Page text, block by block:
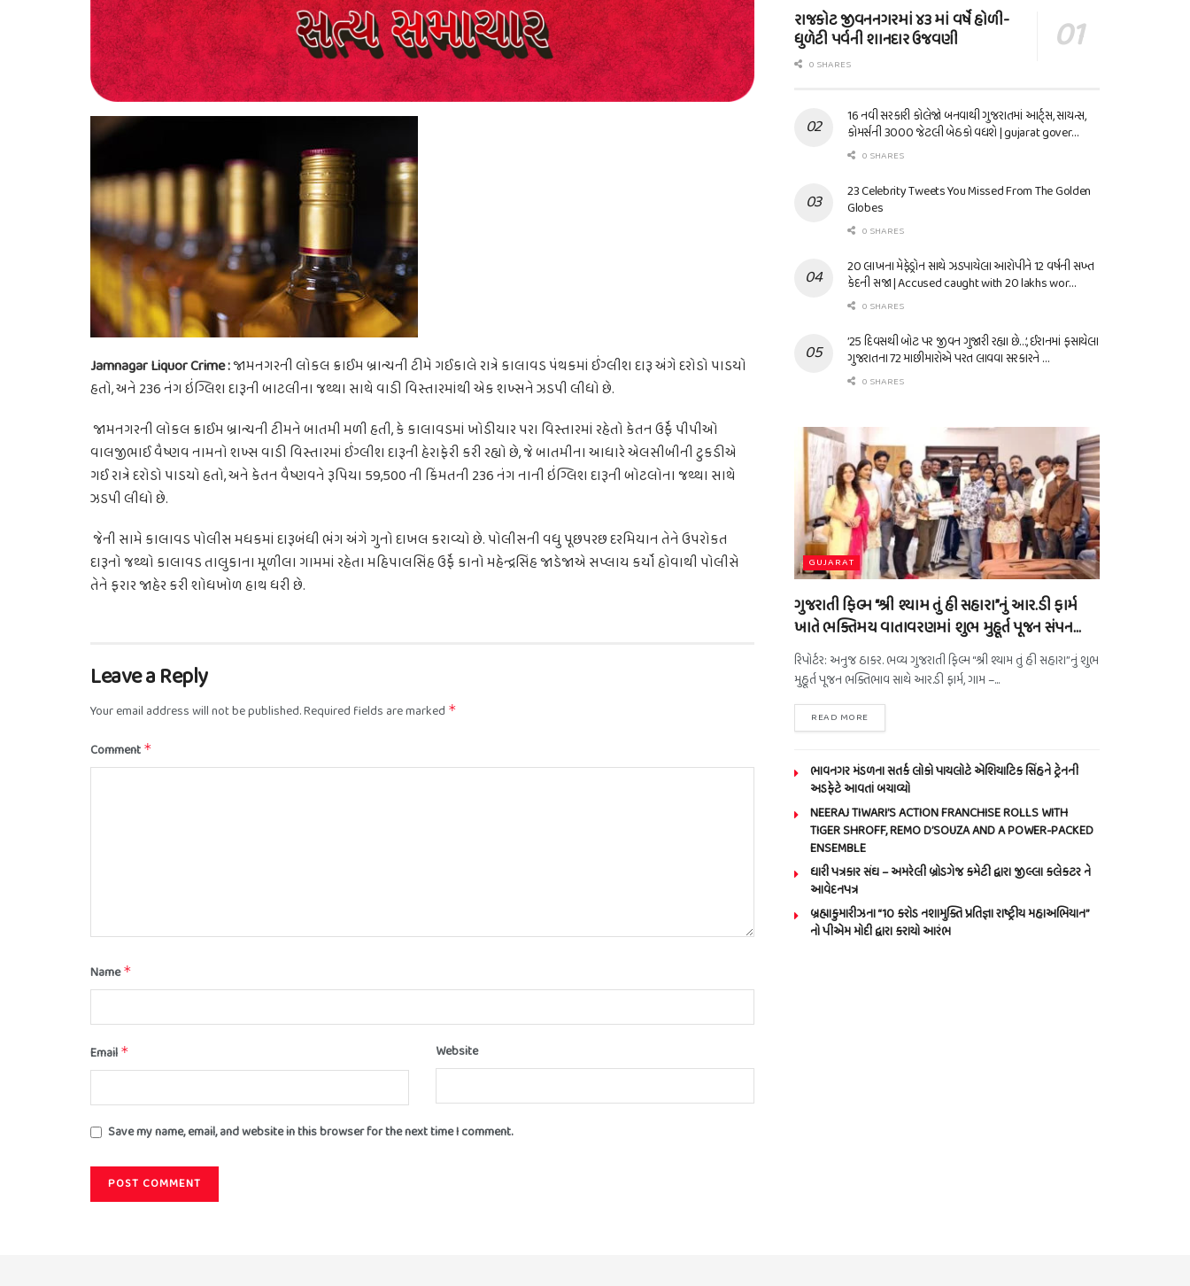
Jamnagar Liquor Crime :જામનગરની લોકલ ક્રાઈમ બ્રાન્ચની ટીમે ગઈકાલે રાત્રે કાલાવડ પંથકમાં ઈંગ્લીશ દારૂ અંગે દરોડો પાડયો
હતો, અને 236 નંગ ઇંગ્લિશ દારૂની બાટલીના જથ્થા સાથે વાડી વિસ્તારમાંથી એક શખ્સને ઝડપી લીધો છે.
જામનગરની લોકલ ક્રાઈમ બ્રાન્ચની ટીમને બાતમી મળી હતી, કે કાલાવડમાં ખોડીયાર પરા વિસ્તારમાં રહેતો કેતન ઉર્ફે પીપીઓ
વાલજીભાઈ વૈષ્ણવ નામનો શખ્સ વાડી વિસ્તારમાં ઈંગ્લીશ દારૂની હેરાફેરી કરી રહ્યો છે, જે બાતમીના આધારે એલસીબીની ટુકડીએ
ગઈ રાત્રે દરોડો પાડયો હતો, અને કેતન વૈષ્ણવને રૂપિયા 59,500 ની કિંમતની 236 નંગ નાની ઇંગ્લિશ દારૂની બોટલોના જથ્થા સાથે
ઝડપી લીધો છે.
જેની સામે કાલાવડ પોલીસ મધકમાં દારૂબંધી ભંગ અંગે ગુનો દાખલ કરાવ્યો છે. પોલીસની વધુ પૂછપરછ દરમિયાન તેને ઉપરોકત
દારૂનો જથ્થો કાલાવડ તાલુકાના મૂળીલા ગામમાં રહેતા મહિપાલસિંહ ઉર્ફે કાનો મહેન્દ્રસિંહ જાડેજાએ સપ્લાય કર્યો હોવાથી પોલીસે
તેને ફરાર જાહેર કરી શોધખોળ હાથ ધરી છે.
Leave a Reply
Your email address will not be published.Required fields are marked *
Comment *
Name*
Email * Website
Save my name, email, and website in this browser for the next time I comment.
રાજકોટ જીવનનગરમાં ૪૩ માં વર્ષે હોળી-
ધુળેટી પર્વની શાનદાર ઉજવણી
0 SHARES
16 નવી સરકારી કોલેજો બનવાથી ગુજરાતમાં આર્ટ્સ, સાયન્સ,
કોમર્સની 3000 જેટલી બેઠકો વધશે | gujarat gover…
0 SHARES
23 Celebrity Tweets You Missed From The Golden
Globes
0 SHARES
20 લાખના મેફેડ્રોન સાથે ઝડપાયેલા આરોપીને 12 વર્ષની સખ્ત
કેદની સજા | Accused caught with 20 lakhs wor…
0 SHARES
’25 દિવસથી બોટ પર જીવન ગુજારી રહ્યા છે…’, ઈરાનમાં ફસાયેલા
ગુજરાતના 72 માછીમારોએ પરત લાવવા સરકારને …
0 SHARES
GUJARAT
ગુજરાતી ફિલ્મ “શ્રી શ્યામ તું હી સહારા”નું આર.ડી ફાર્મ
ખાતે ભક્તિમય વાતાવરણમાં શુભ મુહૂર્ત પૂજન સંપન…
રિપોર્ટર: અનુજ ઠાકર. ભવ્ય ગુજરાતી ફિલ્મ “શ્રી શ્યામ તું હી સહારા”નું શુભ
મુહૂર્ત પૂજન ભક્તિભાવ સાથે આર.ડી ફાર્મ, ગામ –...
READ MORE
ભાવનગર મંડળના સતર્ક લોકો પાયલોટે એશિયાટિક સિંહને ટ્રેનની
અડફેટે આવતાં બચાવ્યો
NEERAJ TIWARI’S ACTION FRANCHISE ROLLS WITH
TIGER SHROFF, REMO D’SOUZA AND A POWER-PACKED
ENSEMBLE
ધારી પત્રકાર સંઘ – અમરેલી બ્રોડગેજ કમેટી દ્વારા જીલ્લા કલેકટર ને
આવેદનપત્ર
બ્રહ્માકુમારીઝના “10 કરોડ નશામુક્તિ પ્રતિજ્ઞા રાષ્ટ્રીય મહાઅભિયાન”
નો પીએમ મોદી દ્વારા કરાયો આરંભ